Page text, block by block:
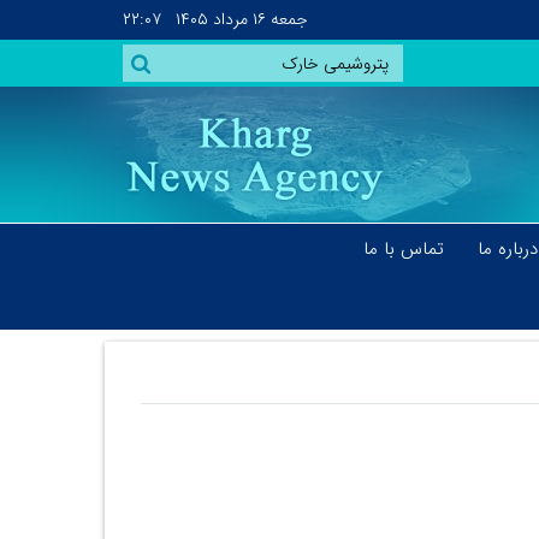
جمعه ۱۶ مرداد ۱۴۰۵ ۲۲:۰۷
درباره ما تماس با ما